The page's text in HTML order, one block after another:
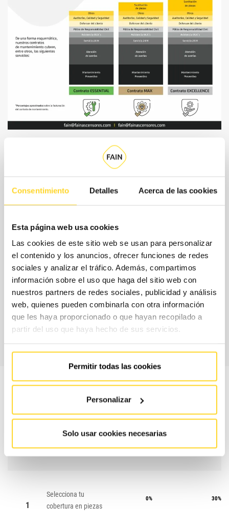
Consentimiento Detalles Acerca de las cookies
Esta página web usa cookies
Las cookies de este sitio web se usan para personalizar
el contenido y los anuncios, ofrecer funciones de redes
sociales y analizar el tráfico. Además, compartimos
información sobre el uso que haga del sitio web con
nuestros partners de redes sociales, publicidad y análisis
web, quienes pueden combinarla con otra información
que les haya proporcionado o que hayan recopilado a
partir del uso que haya hecho de sus servicios.
Permitir todas las cookies
Personalizar
Solo usar cookies necesarias
¿Cuáles son las modalidades de
Para ajustar el contrato a tus necesidades reales y tu
presupuesto, en FAIN te proponemos un modelo de
contratación flexible, en el que seleccionarás por separado
la cobertura de piezas, es decir, los repuesto que se
incluyen sin coste adicional en tu contrato, y los horarios
de servicio.
CONTACTA CON
NOSOTROS
#
CONTRATO
ESSENTIAL
MAX
1
Selecciona tu
cobertura en piezas
0% 30%